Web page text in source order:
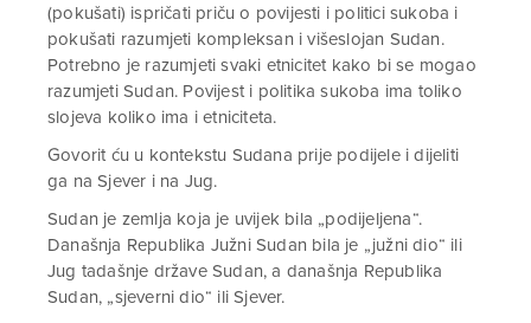
(pokušati) ispričati priču o povijesti i politici sukoba i
pokušati razumjeti kompleksan i višeslojan Sudan.
Potrebno je razumjeti svaki etnicitet kako bi se mogao
razumjeti Sudan. Povijest i politika sukoba ima toliko
slojeva koliko ima i etniciteta.
Govorit ću u kontekstu Sudana prije podijele i dijeliti
ga na Sjever i na Jug.
Sudan je zemlja koja je uvijek bila „podijeljena“.
Današnja Republika Južni Sudan bila je „južni dio“ ili
Jug tadašnje države Sudan, a današnja Republika
Sudan, „sjeverni dio“ ili Sjever.